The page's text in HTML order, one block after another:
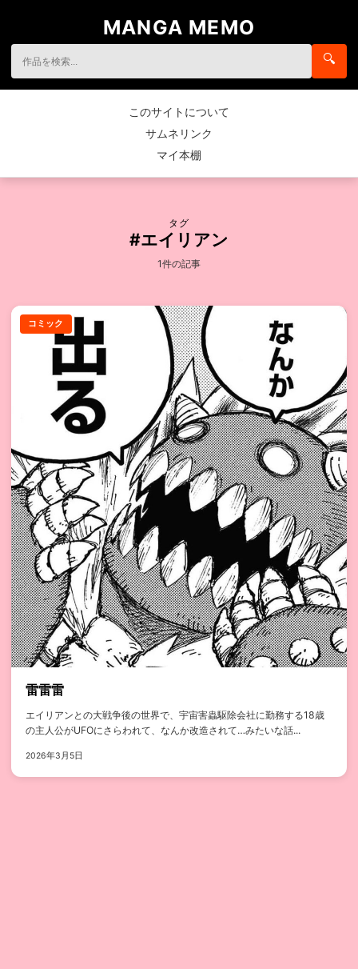
MANGA MEMO
🔍
このサイトについて
サムネリンク
マイ本棚
タグ
#エイリアン
1件の記事
コミック
雷雷雷
エイリアンとの大戦争後の世界で、宇宙害蟲駆除会社に勤務する18歳
の主人公がUFOにさらわれて、なんか改造されて…みたいな話...
2026年3月5日